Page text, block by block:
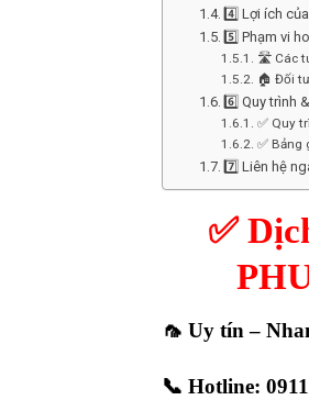
4️⃣ Lợi ích
5️⃣ Phạm vi
🛣 Các
🏠 Đối
6️⃣ Quy trình
✅ Quy
✅ Bảng
7️⃣ Liên hệ
✅
🦟 Uy tín –
📞 Hotline: